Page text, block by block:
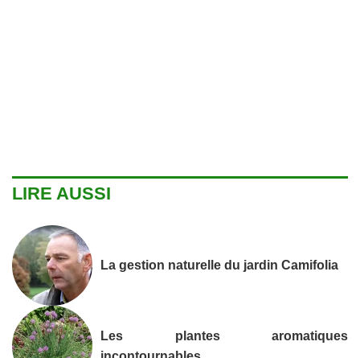
LIRE AUSSI
La gestion naturelle du jardin Camifolia
Les plantes aromatiques